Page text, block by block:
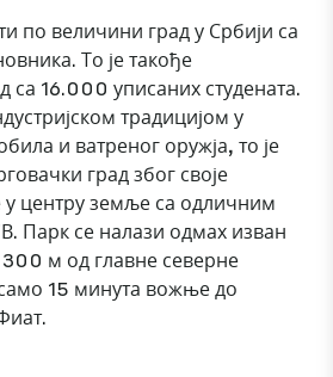
по величини град у Србији са
То је такође
са 16.000 уписаних студената.
традицијом у
и ватреног оружја, то је
град због своје
у центру земље са одличним
Парк се налази одмах изван
м од главне северне
15 минута вожње до